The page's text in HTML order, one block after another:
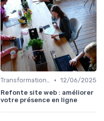
Transformation digitale des ventes • 12/06/2025
Refonte site web : améliorer
votre présence en ligne